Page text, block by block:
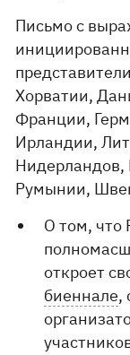
Письмо с
Хорватии,
Франции,
Ирландии,
Нидерландов,
Румынии,
О том, что
откроет
биеннале,